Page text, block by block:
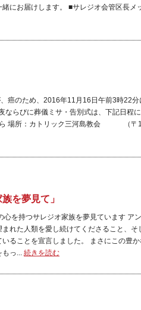
にお届けします。 ■サレジオ会管区長
癌のため、2016年11月16日午前3時22分
ならびに葬儀ミサ・告別式は、下記日
ら 場所：カトリック三河島教会 （〒
を夢見て」
を持つサレジオ家族を夢見ています ア
れた人類を愛し続けてくださること、そ
ることを宣言しました。 まさにこの豊
もっ... 続きを読む